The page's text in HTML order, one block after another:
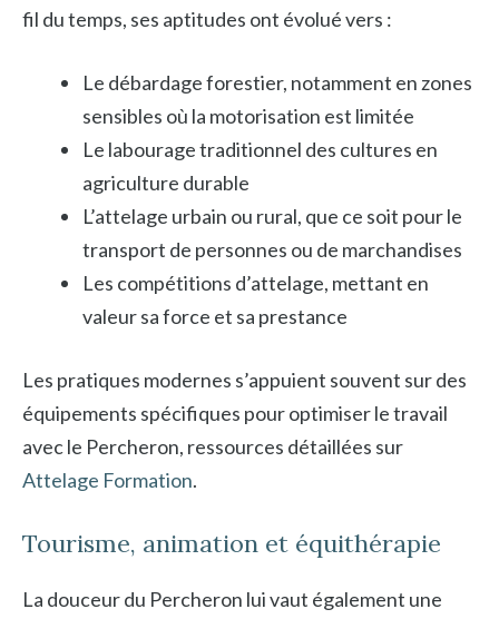
fil du temps, ses aptitudes ont évolué vers :
Le débardage forestier, notamment en zones
sensibles où la motorisation est limitée
Le labourage traditionnel des cultures en
agriculture durable
L’attelage urbain ou rural, que ce soit pour le
transport de personnes ou de marchandises
Les compétitions d’attelage, mettant en
valeur sa force et sa prestance
Les pratiques modernes s’appuient souvent sur des
équipements spécifiques pour optimiser le travail
avec le Percheron, ressources détaillées sur
Attelage Formation.
Tourisme, animation et équithérapie
La douceur du Percheron lui vaut également une